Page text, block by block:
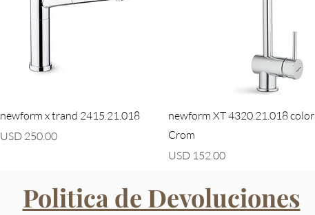
Vista rápida
newform x trand 2415.21.018
Precio
USD 250.00
Vista rápida
newform XT 4320.21.018 color
Crom
Precio
USD 152.00
Politica de Devoluciones